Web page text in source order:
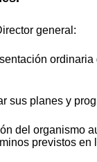
general:
sus planes y
del organismo
previstos en